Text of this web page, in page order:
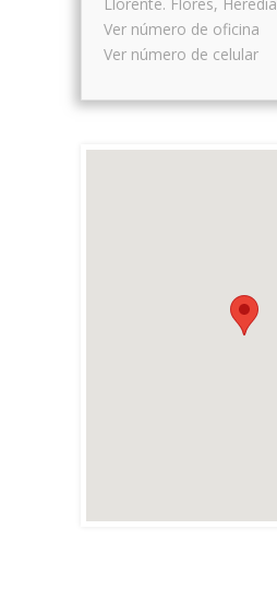
Ver número de oficina
Ver número de celular